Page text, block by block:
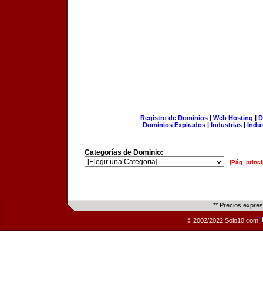
Registro de Dominios| Web Hosting |
Dominios Expirados | Industrias |
Categorías de Dominio:
[Pág.
** Precios
© 2002/2022 Solo10.com